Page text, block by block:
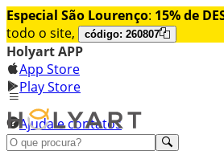
Especial São Lourenço: 15% de
todo o site,
código: 260807
Holyart APP
App Store
Play Store
Ajuda e contatos
Conheça premium